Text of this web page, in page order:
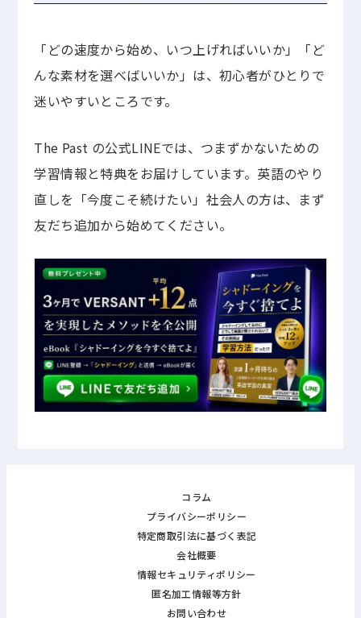
「どの速度から始め、いつ上げればいいか」「ど
んな素材を選べばいいか」は、初心者がひとりで
迷いやすいところです。
The Past の公式LINEでは、つまずかないための
学習情報と特典をお届けしています。英語のやり
直しを「今度こそ続けたい」社会人の方は、まず
友だち追加から始めてください。
コラム
プライバシーポリシー
特定商取引法に基づく表記
会社概要
情報セキュリティポリシー
匿名加工情報等方針
お問い合わせ